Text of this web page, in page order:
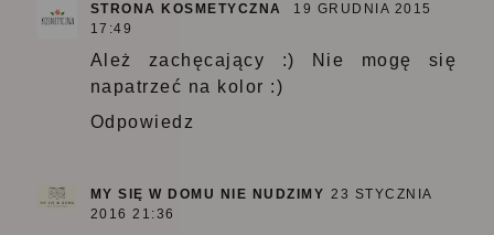
STRONA KOSMETYCZNA
19 GRUDNIA 2015
17:49
Ależ zachęcający :) Nie mogę się
napatrzeć na kolor :)
Odpowiedz
MY SIĘ W DOMU NIE NUDZIMY 23 STYCZNIA
2016 21:36